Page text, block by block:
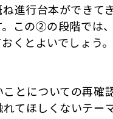
進行台本ができて
。この②の段階では
くとよいでしょう。
とについての再確
てほしくないテー